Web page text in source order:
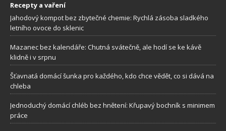
Recepty a vaření
Jahodový kompot bez zbytečné chemie: Rychlá zásoba sladkého
letního ovoce do sklenic
Mazanec bez kalendáře: Chutná svátečně, ale hodí se ke kávě
klidně i v srpnu
Šťavnatá domácí šunka pro každého, kdo chce vědět, co si dává na
chleba
Jednoduchý domácí chléb bez hnětení: Křupavý bochník s minimem
práce